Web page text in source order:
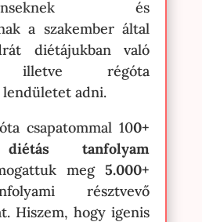
és
a szakember által
diétájukban való
illetve régóta
adni.
csapatommal 100+
tanfolyam
meg5.000+
résztvevő
Hiszem, hogy igenis